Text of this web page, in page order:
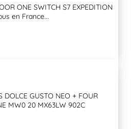
ONE SWITCH S7 EXPEDITION
en France...
DOLCE GUSTO NEO + FOUR
MW0 20 MX63LW 902C